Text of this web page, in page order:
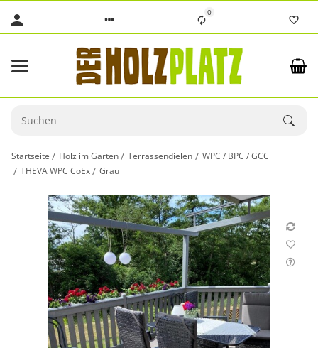
0
Startseite Holz im Garten Terrassendielen
WPC / BPC / GCC
THEVA WPC CoEx
Grau